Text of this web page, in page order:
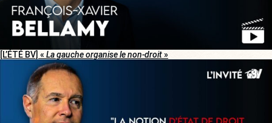
[L’ÉTÉ BV] « La gauche organise le non-droit»